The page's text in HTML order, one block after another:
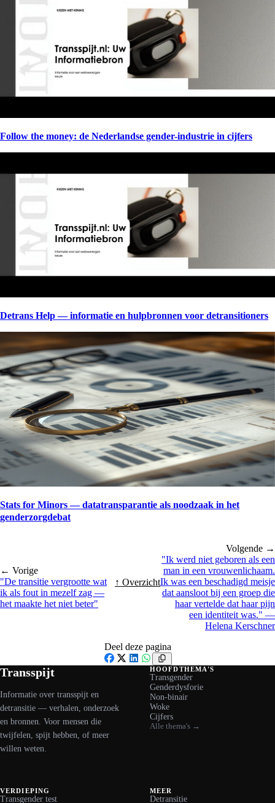
Follow the money: de Nederlandse gender-industrie in cijfers
Detrans Help — informatie en hulpbronnen voor detransitioners
Stats for Minors — datatransparantie als noodzaak in het
genderzorgdebat
← Vorige
"De transitie vergrootte wat
ik als fout in mezelf zag —
het maakte het niet beter"
↑ Overzicht
Volgende →
"Ik werd niet geboren als een
man in een vrouwenlichaam.
Ik was een beschadigd meisje
dat aansloot bij een groep die
haar vertelde dat haar pijn
een identiteit was." —
Helena Kerschner
Deel deze pagina
Facebook
X LinkedIn
WhatsApp
Transspijt
Informatie over transspijt en
detransitie — verhalen, onderzoek
en bronnen. Voor mensen die
twijfelen, spijt hebben, of meer
willen weten.
HOOFDTHEMA'S
Transgender
Genderdysforie
Non-binair
Woke
Cijfers
Alle thema's →
VERDIEPING
Transgender test
MEER
Detransitie